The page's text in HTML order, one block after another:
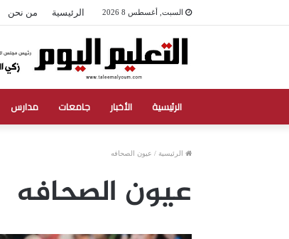
السبت, أغسطس 8 2026 الرئيسية من نحن
الرئيسية الأخبار جامعات مدارس
الرئيسية / عيون الصحافه
عيون الصحافه